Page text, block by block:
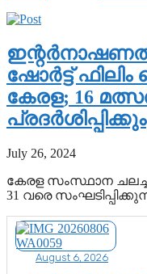
ഷോര്‍ട്ട്
കേരള; 16
പ്രദര്‍ശിപ്പിക്കും
July 26, 2024
കേരള സംസ്ഥാന
31 വരെ
August 6, 2026